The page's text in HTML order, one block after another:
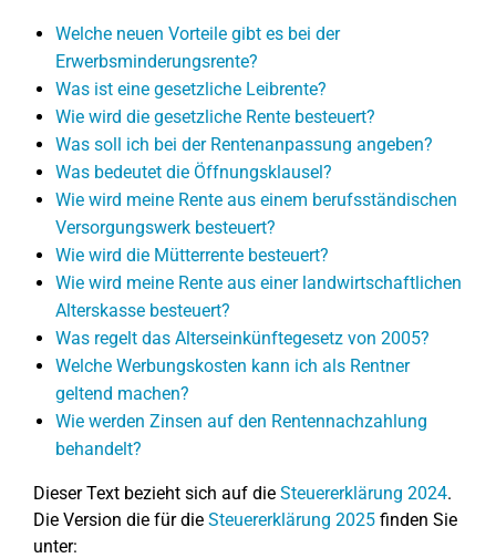
Welche neuen Vorteile gibt es bei der
Erwerbsminderungsrente?
Was ist eine gesetzliche Leibrente?
Wie wird die gesetzliche Rente besteuert?
Was soll ich bei der Rentenanpassung angeben?
Was bedeutet die Öffnungsklausel?
Wie wird meine Rente aus einem berufsständischen
Versorgungswerk besteuert?
Wie wird die Mütterrente besteuert?
Wie wird meine Rente aus einer landwirtschaftlichen
Alterskasse besteuert?
Was regelt das Alterseinkünftegesetz von 2005?
Welche Werbungskosten kann ich als Rentner
geltend machen?
Wie werden Zinsen auf den Rentennachzahlung
behandelt?
Dieser Text bezieht sich auf die Steuererklärung 2024.
Die Version die für die Steuererklärung 2025 finden Sie
unter: